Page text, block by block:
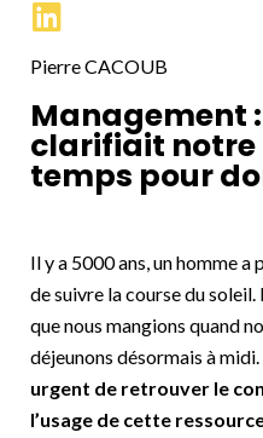
Pierre CACOUB
Management :
clarifiait
temps pour
Il y a 5000 ans, un homme
de suivre la course du
que nous mangions quand
déjeunons désormais à
urgent de retrouver le
l’usage de cette